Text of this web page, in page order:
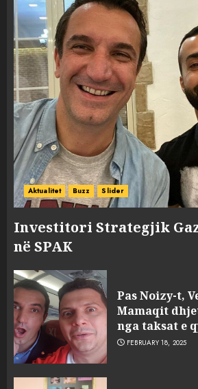
Aktualitet Buzz Slider
Investitori Strategjik
në SPAK
Pas Noizy-t,
Mamaqit
nga taksat e
FEBRUARY 18, 2025